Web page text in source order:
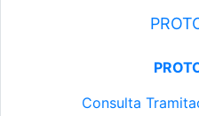
Consulta